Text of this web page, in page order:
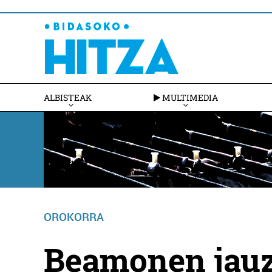
ALBISTEAK MULTIMEDIA
OROKORRA
Beamonen